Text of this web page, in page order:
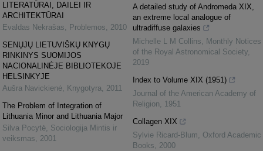
LITERATŪRAI, DAILEI IR
ARCHITEKTŪRAI
Evaldas Nekrašas, Problemos, 2010
SENŲJŲ LIETUVIŠKŲ KNYGŲ
RINKINYS SUOMIJOS
NACIONALINĖJE BIBLIOTEKOJE
HELSINKYJE
Aušra Navickienė, Knygotyra, 2011
The Problem of Integration of
Lithuania Minor and Lithuania Major
Silva Pocytė, Sociologija Mintis ir
veiksmas, 2001
A detailed study of Andromeda XIX,
an extreme local analogue of
ultradiffuse galaxies
Michelle L M Collins, Monthly Notices
of the Royal Astronomical Society,
2019
Index to Volume XIX (1951)
Journal of the American Academy of
Religion, 1951
Collagen XIX
Sylvie Ricard-Blum, Oxford Academic
Books, 2000